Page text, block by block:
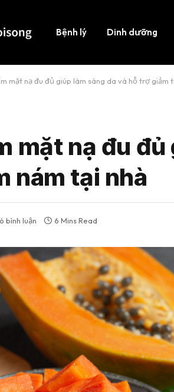
Bệnh lý Dinh dưỡng
mặt nạ đu đủ giúp làm sáng da và hỗ trợ giảm
mặt nạ đu
nám tại nhà
bình luận 6 Mins Read